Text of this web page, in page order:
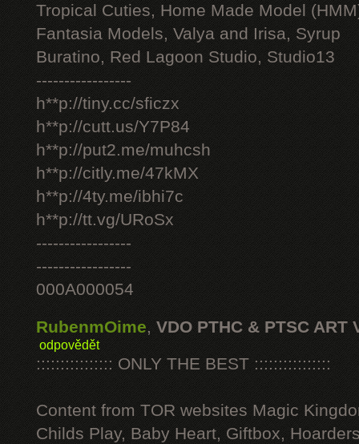
Tropical Cuties, Home Made Model
Fantasia Models, Valya and Irisa, Syrup
Buratino, Red Lagoon Studio, Studio13
-----------------
h**p://tiny.cc/sficzx
h**p://cutt.us/Y7P84
h**p://put2.me/muhcsh
h**p://citly.me/47kMX
h**p://4ty.me/ibhi7c
h**p://tt.vg/URoSx
-----------------
-----------------
000A000054
RubenmOime, VDO PTHC & PTSC ART
odpovědět
:::::::::::::::: ONLY THE BEST ::::::::::::::::
Content from TOR websites Magic
Childs Play, Baby Heart, Giftbox,